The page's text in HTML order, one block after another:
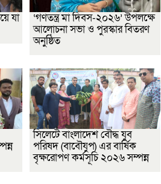
যা
‘গণতন্ত্র মা দিবস-২০২৬’ উপলক্ষে
আলোচনা সভা ও পুরস্কার বিতরণ
অনুষ্ঠিত
সিলেটে বাংলাদেশ বৌদ্ধ যুব
পরিষদ (বাবৌযুপ) এর বার্ষিক
বৃক্ষরোপণ কর্মসূচি ২০২৬ সম্পন্ন